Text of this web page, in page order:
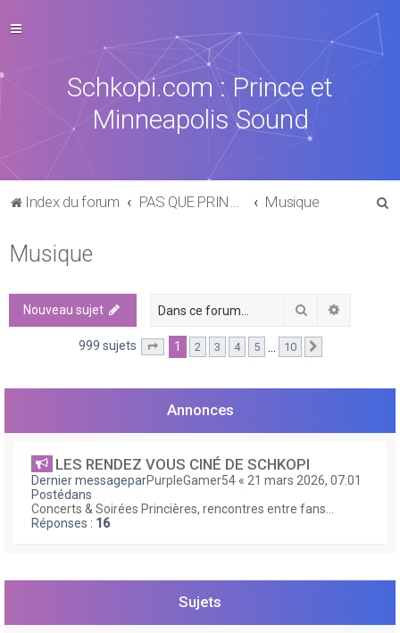
Schkopi.com : Prince et
Minneapolis Sound
Index du forum PAS QUE PRINCE DANS LA VIE Musique
Musique
Nouveau sujet Rechercher
999 sujets Page sur10
1 2 3 4 5 10
Annonces
LES RENDEZ VOUS CINÉ DE SCHKOPI
Dernier messageparPurpleGamer54 « 21 mars 2026, 07:01
Postédans
Concerts & Soirées Princières, rencontres entre fans...
Réponses : 16
Sujets